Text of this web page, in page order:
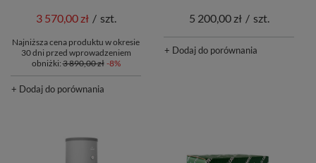
3 570,00 zł / szt.
Najniższa cena produktu w okresie
30 dni przed wprowadzeniem
obniżki:3 890,00 zł -8%
+ Dodaj do porównania
5 200,00 zł / szt.
+ Dodaj do porównania